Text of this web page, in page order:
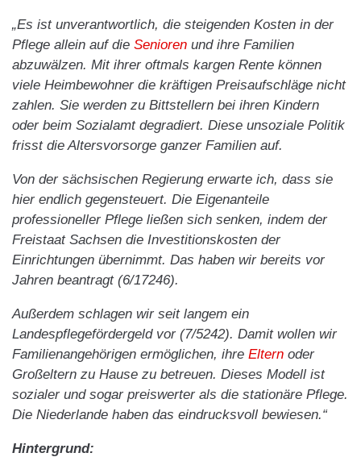
„Es ist unverantwortlich, die steigenden Kosten in der
Pflege allein auf die Senioren und ihre Familien
abzuwälzen. Mit ihrer oftmals kargen Rente können
viele Heimbewohner die kräftigen Preisaufschläge nicht
zahlen. Sie werden zu Bittstellern bei ihren Kindern
oder beim Sozialamt degradiert. Diese unsoziale Politik
frisst die Altersvorsorge ganzer Familien auf.
Von der sächsischen Regierung erwarte ich, dass sie
hier endlich gegensteuert. Die Eigenanteile
professioneller Pflege ließen sich senken, indem der
Freistaat Sachsen die Investitionskosten der
Einrichtungen übernimmt. Das haben wir bereits vor
Jahren beantragt (6/17246).
Außerdem schlagen wir seit langem ein
Landespflegefördergeld vor (7/5242). Damit wollen wir
Familienangehörigen ermöglichen, ihre Eltern oder
Großeltern zu Hause zu betreuen. Dieses Modell ist
sozialer und sogar preiswerter als die stationäre Pflege.
Die Niederlande haben das eindrucksvoll bewiesen.“
Hintergrund: